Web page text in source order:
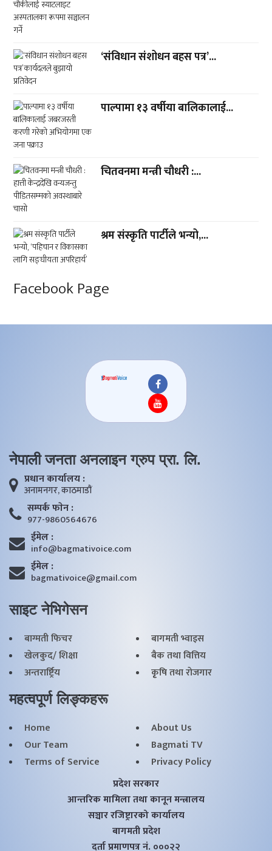
‘संविधान संशोधन बहस पत्र’...
पाल्पामा १३ वर्षीया बालिकालाई...
चितवनमा मन्त्री चौधरी :...
श्रम संस्कृति पार्टीले भन्यो,...
Facebook Page
नेपाली जनता अनलाइन ग्रुप प्रा. लि.
प्रधान कार्यालय :
अनामनगर, काठमाडाैं
सम्पर्क फाेन :
977-9860564676
ईमेल :
info@bagmativoice.com
ईमेल :
bagmativoice@gmail.com
साइट नेभिगेसन
बाग्मती फिचर
बागमती भ्वाइस
खेलकुद/ शिक्षा
बैक तथा वित्तिय
अन्तरार्ष्ट्रिय
कृृषि तथा राेजगार
महत्वपूर्ण लिङ्कहरू
Home
About Us
Our Team
Bagmati TV
Terms of Service
Privacy Policy
प्रदेश सरकार
आन्तरिक मामिला तथा कानून मन्त्रालय
सञ्चार रजिष्ट्रारको कार्यालय
बागमती प्रदेश
दर्ता प्रमाणपत्र नं. ०००२२